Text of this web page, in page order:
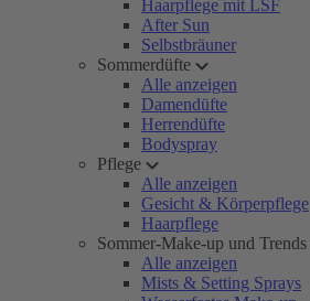
Haarpflege mit LSF
After Sun
Selbstbräuner
Sommerdüfte
Alle anzeigen
Damendüfte
Herrendüfte
Bodyspray
Pflege
Alle anzeigen
Gesicht & Körperpflege
Haarpflege
Sommer-Make-up und Trends
Alle anzeigen
Mists & Setting Sprays